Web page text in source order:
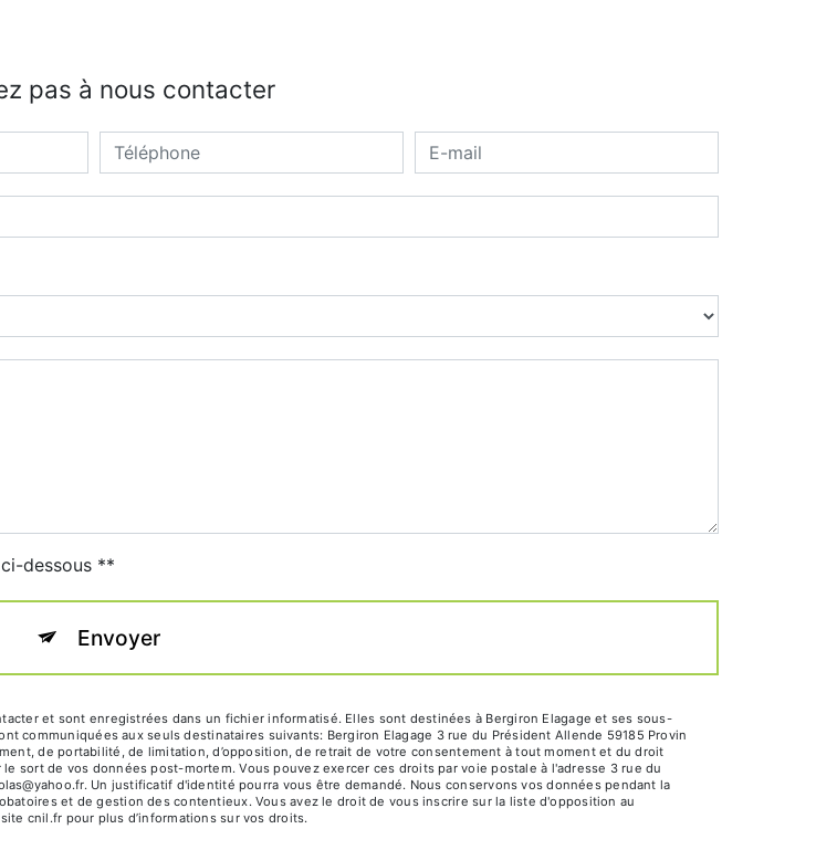
pas à nous contacter
dessous **
Envoyer
et sont enregistrées dans un fichier informatisé. Elles sont destinées à Bergiron Elagage et ses sous-
communiquées aux seuls destinataires suivants: Bergiron Elagage 3 rue du Président Allende 59185 Provin
de portabilité, de limitation, d’opposition, de retrait de votre consentement à tout moment et du droit
sort de vos données post-mortem. Vous pouvez exercer ces droits par voie postale à l'adresse 3 rue du
Un justificatif d'identité pourra vous être demandé. Nous conservons vos données pendant la
et de gestion des contentieux. Vous avez le droit de vous inscrire sur la liste d'opposition au
cnil.fr pour plus d’informations sur vos droits.